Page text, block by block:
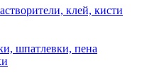
клей, кисти
шпатлевки, пена